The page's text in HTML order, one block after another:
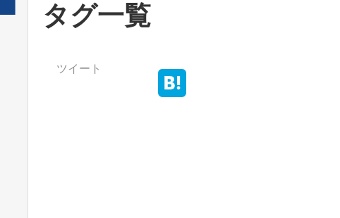
タグ一覧
ツイート